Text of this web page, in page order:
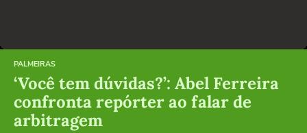
PALMEIRAS
‘Você tem dúvidas?’: Abel Ferreira
confronta repórter ao falar de
arbitragem